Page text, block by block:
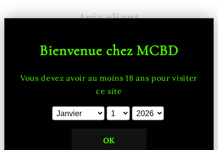
Avis client
0.0/5.0
0Revoir
Bienvenue chez MCBD
Vous devez avoir au moins 18 ans pour visiter
ce site
OK